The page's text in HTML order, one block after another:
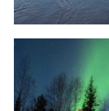
10 Tipps